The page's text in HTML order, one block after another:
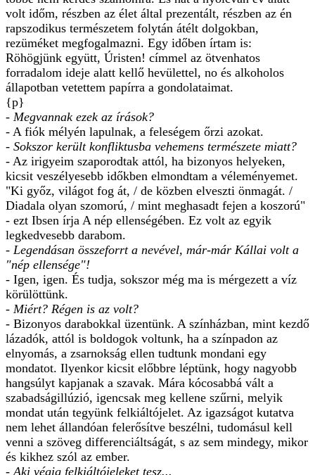
volt időm, részben az élet által prezentált, részben az én
rapszodikus természetem folytán átélt dolgokban,
rezüméket megfogalmazni. Egy időben írtam is:
Röhögjünk együtt, Úristen! címmel az ötvenhatos
forradalom ideje alatt kellő hevülettel, no és alkoholos
állapotban vetettem papírra a gondolataimat.
{p}
- Megvannak ezek az írások?
- A fiók mélyén lapulnak, a feleségem őrzi azokat.
- Sokszor került konfliktusba vehemens természete miatt?
- Az irigyeim szaporodtak attól, ha bizonyos helyeken,
kicsit veszélyesebb időkben elmondtam a véleményemet.
"Ki győz, világot fog át, / de közben elveszti önmagát. /
Diadala olyan szomorú, / mint meghasadt fejen a koszorú"
- ezt Ibsen írja A nép ellenségében. Ez volt az egyik
legkedvesebb darabom.
- Legendásan összeforrt a nevével, már-már Kállai volt a
"nép ellensége"!
- Igen, igen. És tudja, sokszor még ma is mérgezett a víz
körülöttünk.
- Miért? Régen is az volt?
- Bizonyos darabokkal üzentünk. A színházban, mint kezdő
lázadók, attól is boldogok voltunk, ha a színpadon az
elnyomás, a zsarnokság ellen tudtunk mondani egy
mondatot. Ilyenkor kicsit előbbre léptünk, hogy nagyobb
hangsúlyt kapjanak a szavak. Mára kócosabbá vált a
szabadságillúzió, igencsak meg kellene szűrni, melyik
mondat után tegyünk felkiáltójelet. Az igazságot kutatva
nem lehet állandóan felerősítve beszélni, tudomásul kell
venni a szöveg differenciáltságát, s az sem mindegy, mikor
és kikhez szól az ember.
- Aki végig felkiáltójeleket tesz...